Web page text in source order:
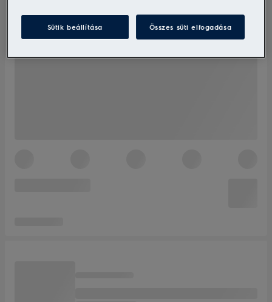
Sütik beállítása Összes süti elfogadása